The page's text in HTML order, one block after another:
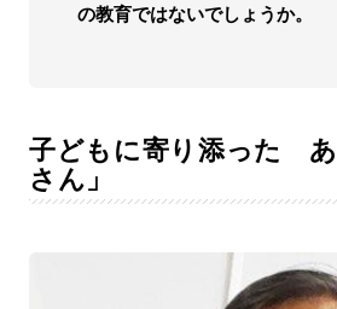
の教育ではないでしょうか。
子どもに寄り添った
さん」